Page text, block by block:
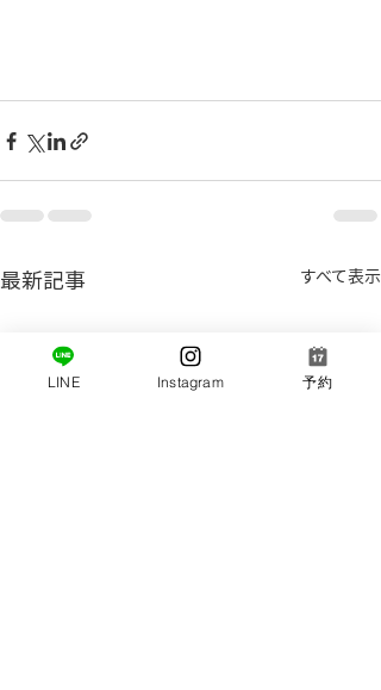
最新記事 すべて表示
LINE Instagram 予約